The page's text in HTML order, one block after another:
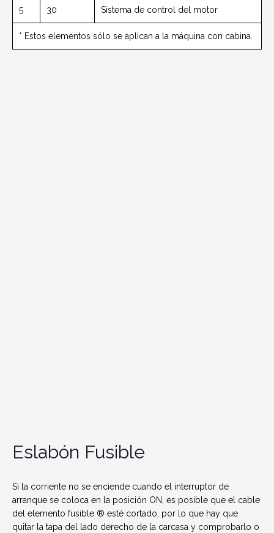
5 30 Sistema de control del motor
* Estos elementos sólo se aplican a la máquina con cabina.
Eslabón Fusible
Si la corriente no se enciende cuando el interruptor de
arranque se coloca en la posición ON, es posible que el cable
del elemento fusible ® esté cortado, por lo que hay que
quitar la tapa del lado derecho de la carcasa y comprobarlo o